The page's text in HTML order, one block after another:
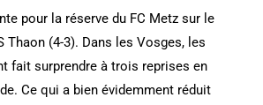
pour la réserve du FC Metz sur le
Thaon (4-3). Dans les Vosges, les
fait surprendre à trois reprises en
Ce qui a bien évidemment réduit